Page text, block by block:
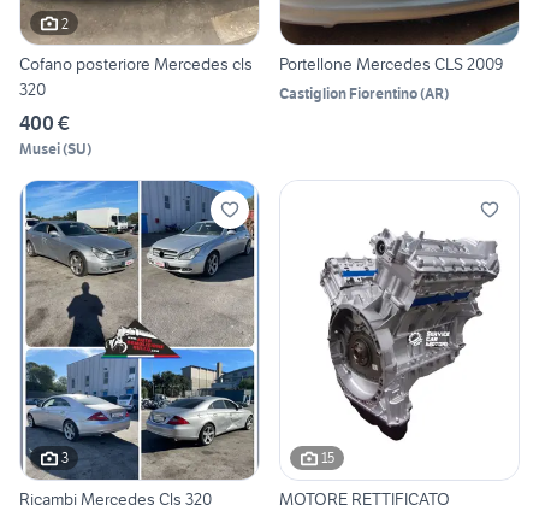
2
Cofano posteriore Mercedes cls
320
400 €
Musei(SU)
Portellone Mercedes CLS 2009
Castiglion Fiorentino(AR)
3
Ricambi Mercedes Cls 320
15
MOTORE RETTIFICATO